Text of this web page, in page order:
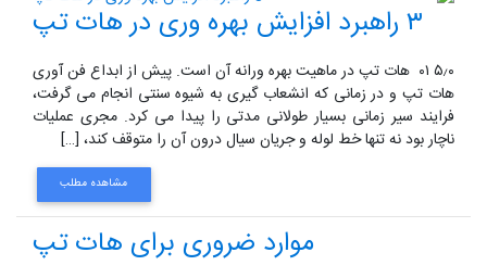
۳ راهبرد افزایش بهره وری در هات تپ
۵٫۰ ۰۱ هات تپ در ماهیت بهره ورانه آن است. پیش از ابداع فن آوری
هات تپ و در زمانی که انشعاب گیری به شیوه سنتی انجام می گرفت،
فرایند سیر زمانی بسیار طولانی مدتی را پیدا می کرد. مجری عملیات
ناچار بود نه تنها خط لوله و جریان سیال درون آن را متوقف کند، […]
مشاهده مطلب
موارد ضروری برای هات تپ